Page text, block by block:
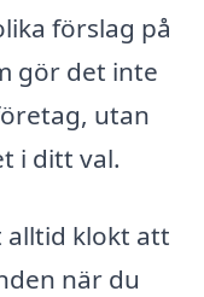
förslag på
gör det inte
utan
i ditt val.
alltid klokt att
när du